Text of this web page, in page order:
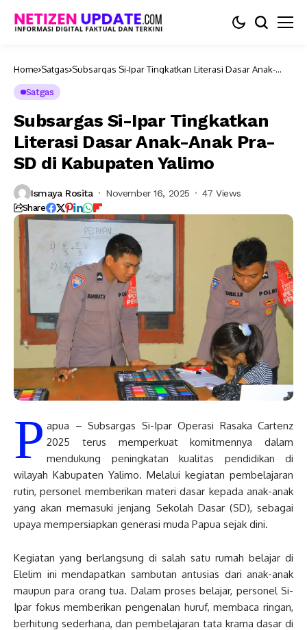
Home Satgas Subsargas Si-Ipar Tingkatkan Literasi Dasar Anak-
Satgas
Subsargas Si-Ipar Tingkatkan
Literasi Dasar Anak-Anak Pra-
SD di Kabupaten Yalimo
Ismaya Rosita November 16, 2025 47 Views
Share
P apua – Subsargas Si-Ipar Operasi Rasaka Cartenz
2025 terus memperkuat komitmennya dalam
mendukung peningkatan kualitas pendidikan di
wilayah Kabupaten Yalimo. Melalui kegiatan pembelajaran
rutin, personel memberikan materi dasar kepada anak-anak
yang akan memasuki jenjang Sekolah Dasar (SD), sebagai
upaya mempersiapkan generasi muda Papua sejak dini.
Kegiatan yang berlangsung di salah satu rumah belajar di
Elelim ini mendapatkan sambutan antusias dari anak-anak
maupun para orang tua. Dalam proses belajar, personel Si-
Ipar fokus memberikan pengenalan huruf, membaca ringan,
berhitung sederhana, dan pembelajaran tata krama dasar di